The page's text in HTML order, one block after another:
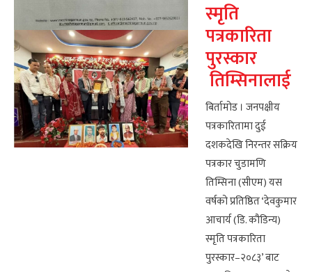
स्मृति
पत्रकारिता
पुरस्कार
तिम्सिनालाई
बिर्तामोड । जनपक्षीय
पत्रकारितामा दुई
दशकदेखि निरन्तर सक्रिय
पत्रकार चुडामणि
तिम्सिना (सीएम) यस
वर्षको प्रतिष्ठित ‘देवकुमार
आचार्य (डि. कौडिन्य)
स्मृति पत्रकारिता
पुरस्कार–२०८३’ बाट